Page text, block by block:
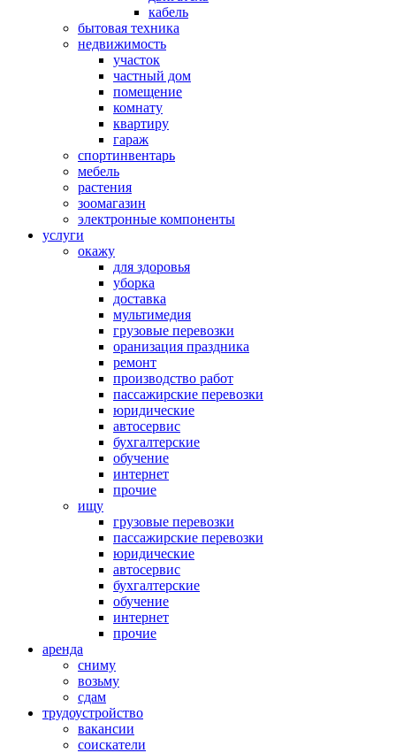
кабель
бытовая техника
недвижимость
участок
частный дом
помещение
комнату
квартиру
гараж
спортинвентарь
мебель
растения
зоомагазин
электронные компоненты
услуги
окажу
для здоровья
уборка
доставка
мультимедия
грузовые перевозки
оранизация праздника
ремонт
производство работ
пассажирские перевозки
юридические
автосервис
бухгалтерские
обучение
интернет
прочие
ищу
грузовые перевозки
пассажирские перевозки
юридические
автосервис
бухгалтерские
обучение
интернет
прочие
аренда
сниму
возьму
сдам
трудоустройство
вакансии
соискатели